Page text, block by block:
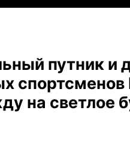
путник и
на светлое